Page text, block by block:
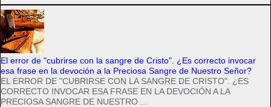
El error de "cubrirse con la sangre de Cristo". ¿Es correcto invocar
esa frase en la devoción a la Preciosa Sangre de Nuestro Señor?
EL ERROR DE "CUBRIRSE CON LA SANGRE DE CRISTO". ¿ES
CORRECTO INVOCAR ESA FRASE EN LA DEVOCIÓN A LA
PRECIOSA SANGRE DE NUESTRO ...